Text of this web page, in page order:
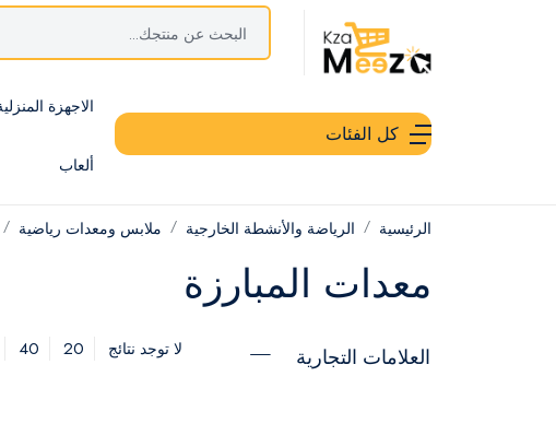
كل الفئات
الاجهزة
ألعاب
الرئيسية الرياضة والأنشطة الخارجية ملابس ومعدات رياضية
معدات المبارزة
العلامات التجارية لا توجد نتائج 20
40